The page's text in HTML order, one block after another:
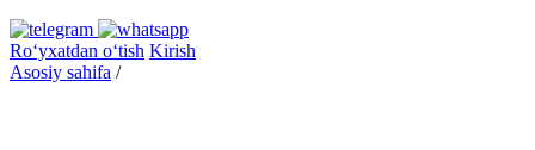
Roʻyxatdan oʻtish Kirish
Asosiy sahifa /